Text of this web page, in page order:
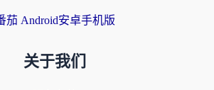
茄 Android安卓手机版
关于我们